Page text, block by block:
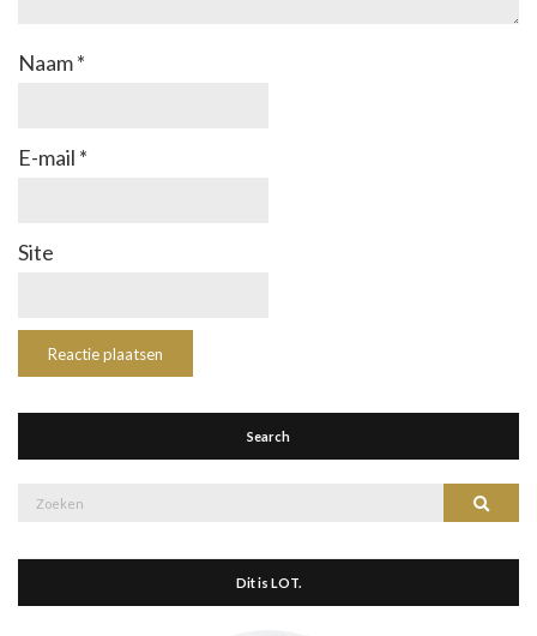
Naam*
E-mail *
Site
Search
Zoek
Dit is LOT.